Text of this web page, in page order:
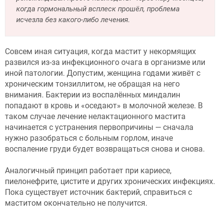
когда гормональный всплеск прошёл, проблема
исчезла без какого-либо лечения.
Совсем иная ситуация, когда мастит у некормящих
развился из-за инфекционного очага в организме или
иной патологии. Допустим, женщина годами живёт с
хроническим тонзиллитом, не обращая на него
внимания. Бактерии из воспалённых миндалин
попадают в кровь и «оседают» в молочной железе. В
таком случае лечение нелактационного мастита
начинается с устранения первопричины — сначала
нужно разобраться с больным горлом, иначе
воспаление груди будет возвращаться снова и снова.
Аналогичный принцип работает при кариесе,
пиелонефрите, цистите и других хронических инфекциях.
Пока существует источник бактерий, справиться с
маститом окончательно не получится.